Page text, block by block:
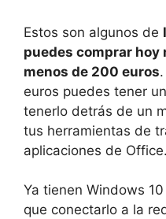
Estos son algunos de
puedes comprar hoy
menos de 200 euros
euros puedes tener
tenerlo detrás de un
tus herramientas de
aplicaciones de Office.
Ya tienen Windows
que conectarlo a la